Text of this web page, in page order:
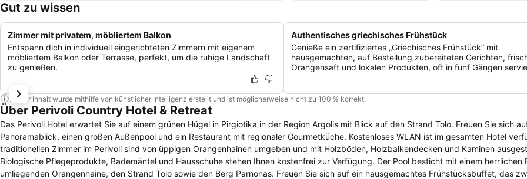
Gut zu wissen
Zimmer mit privatem, möbliertem Balkon
Entspann dich in individuell eingerichteten Zimmern mit eigenem
möbliertem Balkon oder Terrasse, perfekt, um die ruhige Landschaft
zu genießen.
Authentisches griechisches Frühstück
Genieße ein zertifiziertes „Griechisches Frühstück“ mit
hausgemachten, auf Bestellung zubereiteten Gerichten,
Orangensaft und lokalen Produkten, oft in fünf Gängen
Dieser Inhalt wurde mithilfe von künstlicher Intelligenz erstellt und ist möglicherweise nicht zu 100 % korrekt.
Über Perivoli Country Hotel & Retreat
Das Perivoli Hotel erwartet Sie auf einem grünen Hügel in Pirgiotika in der Region Argolis mit Blick auf den Strand Tolo. Freuen Sie sich
Panoramablick, einen großen Außenpool und ein Restaurant mit regionaler Gourmetküche. Kostenloses WLAN ist im gesamten Hotel
traditionellen Zimmer im Perivoli sind von üppigen Orangenhainen umgeben und mit Holzböden, Holzbalkendecken und Kaminen
Biologische Pflegeprodukte, Bademäntel und Hausschuhe stehen Ihnen kostenfrei zur Verfügung. Der Pool besticht mit einem herrlichen Blick auf die
umliegenden Orangenhaine, den Strand Tolo sowie den Berg Parnonas. Freuen Sie sich auf ein hausgemachtes Frühstücksbuffet, das zwischen